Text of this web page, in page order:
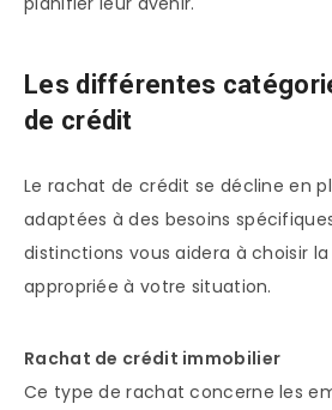
Les différentes
de crédit
Le rachat de crédit se décline en
adaptées à des besoins
distinctions vous aidera à choisir
appropriée à votre situation.
Rachat de crédit immobilier
Ce type de rachat concerne les